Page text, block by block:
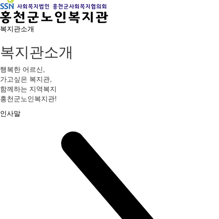
복지관소개
복지관소개
행복한 어르신,
가고싶은 복지관,
함께하는 지역복지
홍천군노인복지관!
인사말